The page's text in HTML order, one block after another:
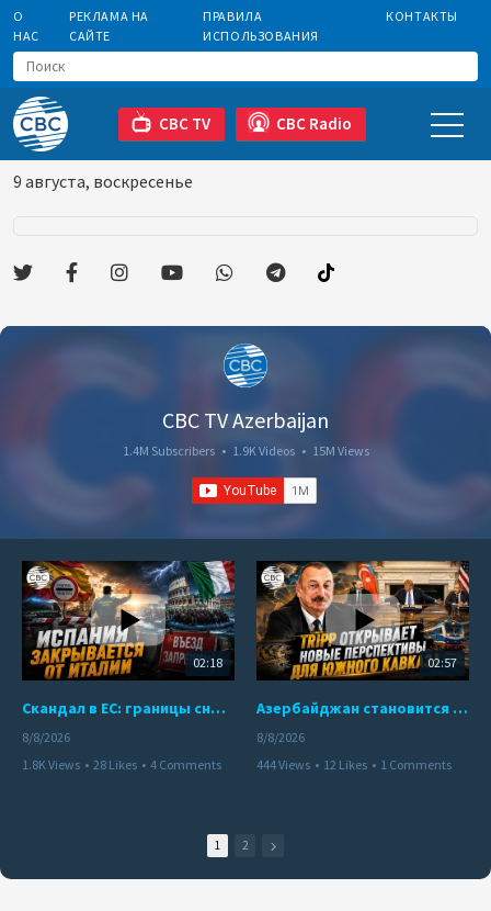
О
НАС
РЕКЛАМА НА
САЙТЕ
ПРАВИЛА
ИСПОЛЬЗОВАНИЯ
КОНТАКТЫ
CBC TV CBC Radio
9 августа, воскресенье
CBC TV Azerbaijan
1.4M Subscribers • 1.9K Videos • 15M Views
02:18
Скандал в ЕС: границы снова под контролем
8/8/2026
1.8K Views • 28 Likes • 4 Comments
02:57
Азербайджан становится мостом между Востоком и Западом
8/8/2026
444 Views • 12 Likes • 1 Comments
1 2